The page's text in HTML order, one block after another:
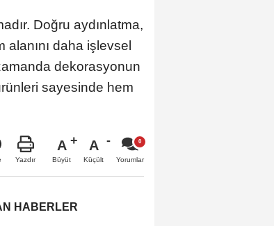
Doğru aydınlatma,
daha işlevsel
dekorasyonun
sayesinde hem
Yazdır
A
Büyüt
A
Küçült Yorumlar
HABERLER